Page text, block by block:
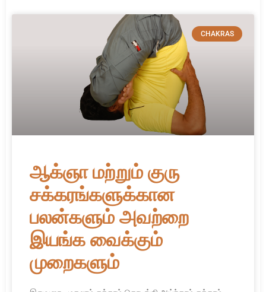
CHAKRAS
ஆக்ஞா மற்றும் குரு
சக்கரங்களுக்கான
பலன்களும் அவற்றை
இயங்க வைக்கும்
முறைகளும்